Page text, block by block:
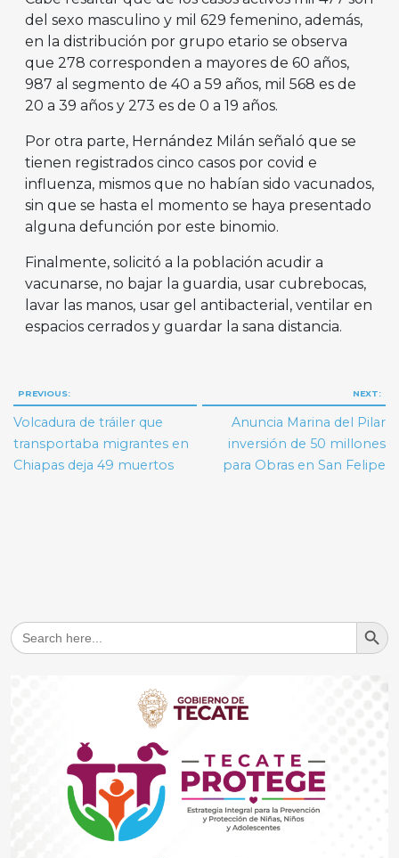
del sexo masculino y mil 629 femenino, además,
en la distribución por grupo etario se observa
que 278 corresponden a mayores de 60 años,
987 al segmento de 40 a 59 años, mil 568 es de
20 a 39 años y 273 es de 0 a 19 años.
Por otra parte, Hernández Milán señaló que se
tienen registrados cinco casos por covid e
influenza, mismos que no habían sido vacunados,
sin que se hasta el momento se haya presentado
alguna defunción por este binomio.
Finalmente, solicitó a la población acudir a
vacunarse, no bajar la guardia, usar cubrebocas,
lavar las manos, usar gel antibacterial, ventilar en
espacios cerrados y guardar la sana distancia.
Navegación
de
entradas
PREVIOUS:
Volcadura de tráiler que
transportaba migrantes en
Chiapas deja 49 muertos
NEXT:
Anuncia Marina del Pilar
inversión de 50 millones
para Obras en San Felipe
Search
for:
Search